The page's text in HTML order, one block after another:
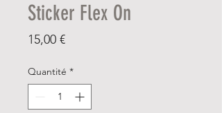
Sticker Flex On
15,00 €Prix
Quantité *